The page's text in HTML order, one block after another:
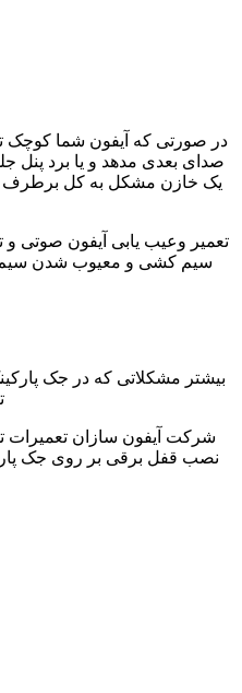
در صورتی که آیفون شما کوچک
صدای بعدی مدهد و یا برد پنل
یک خازن مشکل به کل برطرف
تعمیر وعیب یابی آیفون صوتی و
سیم کشی و معیوب شدن سیم
بیشتر مشکلاتی که در جک
شرکت آیفون سازان تعمیرات
نصب قفل برقی بر روی جک